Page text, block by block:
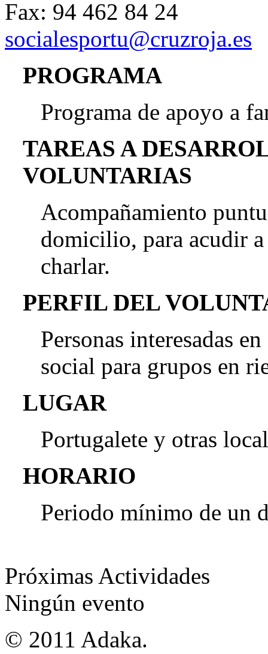
Fax: 94 462 84 24
socialesportu@cruzroja.es
PROGRAMA
Programa de apoyo a
TAREAS A
VOLUNTARIAS
Acompañamiento
domicilio, para acudir a
charlar.
PERFIL DEL
Personas interesadas
social para grupos en
LUGAR
Portugalete y otras
HORARIO
Periodo mínimo de un
Próximas Actividades
Ningún evento
© 2011 Adaka.